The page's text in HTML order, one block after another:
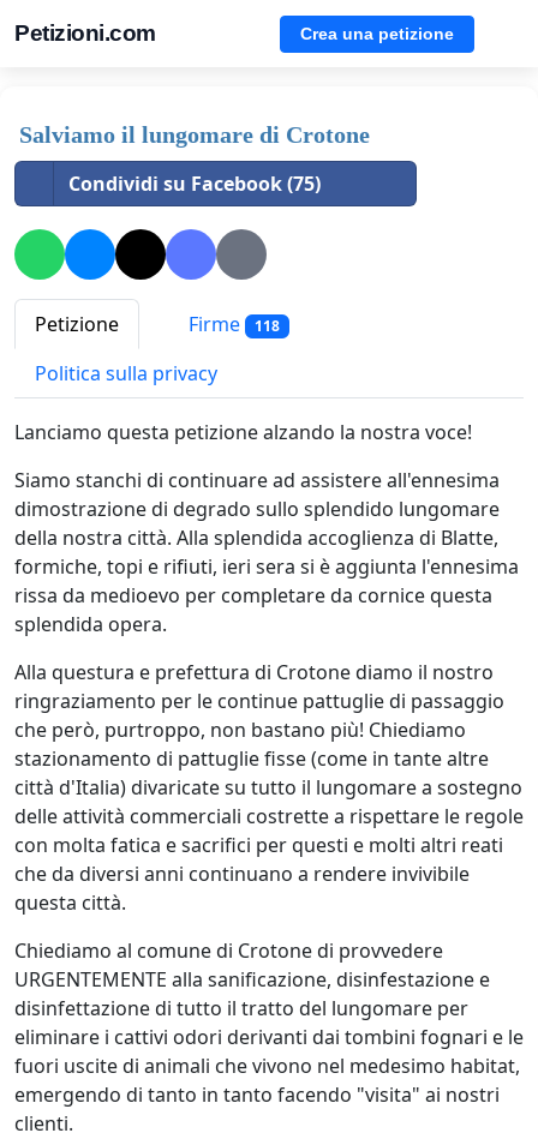
Petizioni.com Crea una petizione
Salviamo il lungomare di Crotone
Condividi su Facebook (75)
Petizione Firme 118
Politica sulla privacy
Lanciamo questa petizione alzando la nostra voce!
Siamo stanchi di continuare ad assistere all'ennesima
dimostrazione di degrado sullo splendido lungomare
della nostra città. Alla splendida accoglienza di Blatte,
formiche, topi e rifiuti, ieri sera si è aggiunta l'ennesima
rissa da medioevo per completare da cornice questa
splendida opera.
Alla questura e prefettura di Crotone diamo il nostro
ringraziamento per le continue pattuglie di passaggio
che però, purtroppo, non bastano più! Chiediamo
stazionamento di pattuglie fisse (come in tante altre
città d'Italia) divaricate su tutto il lungomare a sostegno
delle attività commerciali costrette a rispettare le regole
con molta fatica e sacrifici per questi e molti altri reati
che da diversi anni continuano a rendere invivibile
questa città.
Chiediamo al comune di Crotone di provvedere
URGENTEMENTE alla sanificazione, disinfestazione e
disinfettazione di tutto il tratto del lungomare per
eliminare i cattivi odori derivanti dai tombini fognari e le
fuori uscite di animali che vivono nel medesimo habitat,
emergendo di tanto in tanto facendo "visita" ai nostri
clienti.